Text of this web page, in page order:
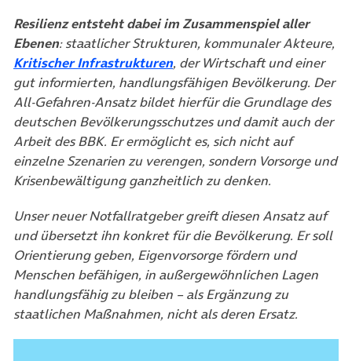
Resilienz entsteht dabei im Zusammenspiel aller
Ebenen: staatlicher Strukturen, kommunaler Akteure,
Kritischer Infrastrukturen(öffnet in neuem Tab)
, der Wirtschaft und einer
gut informierten, handlungsfähigen Bevölkerung. Der
All-Gefahren-Ansatz bildet hierfür die Grundlage des
deutschen Bevölkerungsschutzes und damit auch der
Arbeit des BBK. Er ermöglicht es, sich nicht auf
einzelne Szenarien zu verengen, sondern Vorsorge und
Krisenbewältigung ganzheitlich zu denken.
Unser neuer Notfallratgeber greift diesen Ansatz auf
und übersetzt ihn konkret für die Bevölkerung. Er soll
Orientierung geben, Eigenvorsorge fördern und
Menschen befähigen, in außergewöhnlichen Lagen
handlungsfähig zu bleiben – als Ergänzung zu
staatlichen Maßnahmen, nicht als deren Ersatz.